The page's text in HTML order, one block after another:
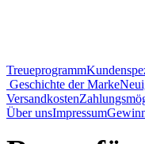
Treueprogramm
Geschichte der Marke
Versandkosten
Über unsImpressum